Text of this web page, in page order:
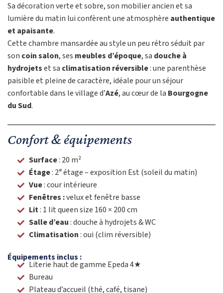
Sa décoration verte et sobre, son mobilier ancien et sa
lumière du matin lui confèrent une atmosphère authentique
et apaisante.
Cette chambre mansardée au style un peu rétro séduit par
son coin salon, ses meubles d’époque, sa douche à
hydrojetset sa climatisation réversible: une parenthèse
paisible et pleine de caractère, idéale pour un séjour
confortable dans le village d’Azé, au cœur de la Bourgogne
du Sud.
Confort & équipements ​
Surface: 20 m²
Étage: 2ᵉ étage – exposition Est (soleil du matin)
Vue: cour intérieure
Fenêtres :velux et fenêtre basse
Lit: 1 lit queen size 160 × 200 cm
Salle d’eau: douche à hydrojets & WC
Climatisation: oui (clim réversible)
Équipements inclus :
Literie haut de gamme Epeda 4★
Bureau
Plateau d’accueil (thé, café, tisane)